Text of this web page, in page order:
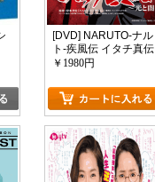
[DVD] NARUTO-ナル
ト-疾風伝 イタチ真伝
篇～光と闇～
￥1980円